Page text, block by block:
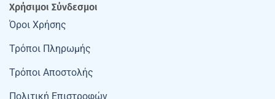
Χρήσιμοι Σύνδεσμοι
Όροι Χρήσης
Τρόποι Πληρωμής
Τρόποι Αποστολής
Πολιτική Επιστροφών